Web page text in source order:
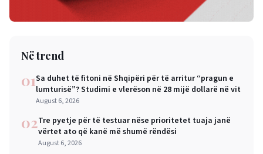
Në trend
01Sa duhet të fitoni në Shqipëri për të arritur “pragun e
lumturisë”? Studimi e vlerëson në 28 mijë dollarë në vit
August 6, 2026
02Tre pyetje për të testuar nëse prioritetet tuaja janë
vërtet ato që kanë më shumë rëndësi
August 6, 2026